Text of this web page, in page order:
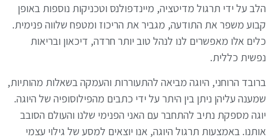
הלב על ידי תרגול מדיטציה, מיינדפולנס וטכניקות נוספות באופן
קבוע משפר את התודעה, מגביר את הריכוז ומטפח שלווה פנימית.
כלים אלו מאפשרים לנו לנהל טוב יותר חרדה, דיכאון ובריאות
נפשית כללית.
ברובד הרוחני, היוגה מביאה להתעוררות והעמקה בשאלות מהותיות,
שמענה עליהן ניתן בין היתר על ידי כתבים מהפילוסופיה של היוגה.
יוגה מספקת נתיב להתחבר עם האני הפנימי שלנו והעולם הסובב
אותנו. באמצעות תרגול היוגה, אנו יוצאים למסע של גילוי עצמי